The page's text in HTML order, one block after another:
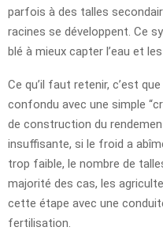
parfois à des talles
racines se développent. Ce
blé à mieux capter l’eau et
Ce qu’il faut retenir, c’est
confondu avec une simple
de construction du
insuffisante, si le froid a
trop faible, le nombre de
majorité des cas, les
cette étape avec une
fertilisation.